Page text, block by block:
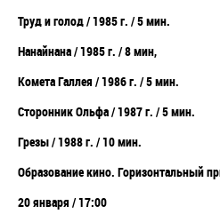
Труд и голод / 1985 г. / 5 мин.
Нанайнана / 1985 г. / 8 мин,
Комета Галлея / 1986 г. / 5 мин.
Сторонник Ольфа / 1987 г. / 5 мин.
Грезы / 1988 г. / 10 мин.
Образование кино. Горизонтальный
20 января / 17:00